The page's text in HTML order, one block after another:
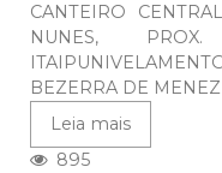
CANTEIRO
NUNES,
BEZERRA DE
Leia mais
895